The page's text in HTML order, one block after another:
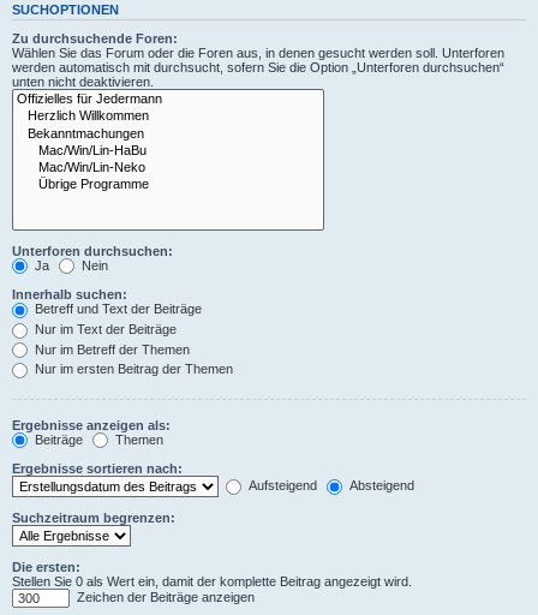
SUCHOPTIONEN
Zu durchsuchende Foren:
Wählen Sie das Forum oder die Foren aus, in denen gesucht werden soll. Unterforen
werden automatisch mit durchsucht, sofern Sie die Option „Unterforen durchsuchen“
unten nicht deaktivieren.
Unterforen durchsuchen:
Ja
Nein
Innerhalb suchen:
Betreff und Text der Beiträge
Nur im Text der Beiträge
Nur im Betreff der Themen
Nur im ersten Beitrag der Themen
Ergebnisse anzeigen als:
Beiträge
Themen
Ergebnisse sortieren nach:
Aufsteigend
Absteigend
Suchzeitraum begrenzen:
Die ersten:
Stellen Sie 0 als Wert ein, damit der komplette Beitrag angezeigt wird.
Zeichen der Beiträge anzeigen